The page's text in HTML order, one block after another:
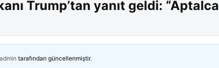
Trump’tan yanıt geldi: “Aptalca
admin tarafından güncellenmiştir.